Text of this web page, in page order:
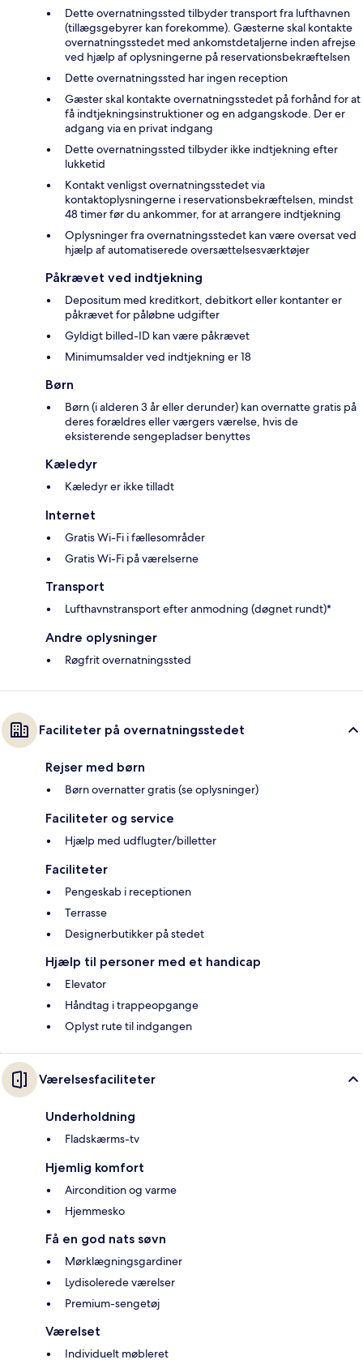
Dette overnatningssted tilbyder transport fra lufthavnen
(tillægsgebyrer kan forekomme). Gæsterne skal kontakte
overnatningsstedet med ankomstdetaljerne inden afrejse
ved hjælp af oplysningerne på reservationsbekræftelsen
Dette overnatningssted har ingen reception
Gæster skal kontakte overnatningsstedet på forhånd for at
få indtjekningsinstruktioner og en adgangskode. Der er
adgang via en privat indgang
Dette overnatningssted tilbyder ikke indtjekning efter
lukketid
Kontakt venligst overnatningsstedet via
kontaktoplysningerne i reservationsbekræftelsen, mindst
48 timer før du ankommer, for at arrangere indtjekning
Oplysninger fra overnatningsstedet kan være oversat ved
hjælp af automatiserede oversættelsesværktøjer
Påkrævet ved indtjekning
Depositum med kreditkort, debitkort eller kontanter er
påkrævet for påløbne udgifter
Gyldigt billed-ID kan være påkrævet
Minimumsalder ved indtjekning er 18
Børn
Børn (i alderen 3 år eller derunder) kan overnatte gratis på
deres forældres eller værgers værelse, hvis de
eksisterende sengepladser benyttes
Kæledyr
Kæledyr er ikke tilladt
Internet
Gratis Wi-Fi i fællesområder
Gratis Wi-Fi på værelserne
Transport
Lufthavnstransport efter anmodning (døgnet rundt)*
Andre oplysninger
Røgfrit overnatningssted
Faciliteter på overnatningsstedet
Rejser med børn
Børn overnatter gratis (se oplysninger)
Faciliteter og service
Hjælp med udflugter/billetter
Faciliteter
Pengeskab i receptionen
Terrasse
Designerbutikker på stedet
Hjælp til personer med et handicap
Elevator
Håndtag i trappeopgange
Oplyst rute til indgangen
Værelsesfaciliteter
Underholdning
Fladskærms-tv
Hjemlig komfort
Aircondition og varme
Hjemmesko
Få en god nats søvn
Mørklægningsgardiner
Lydisolerede værelser
Premium-sengetøj
Værelset
Individuelt møbleret